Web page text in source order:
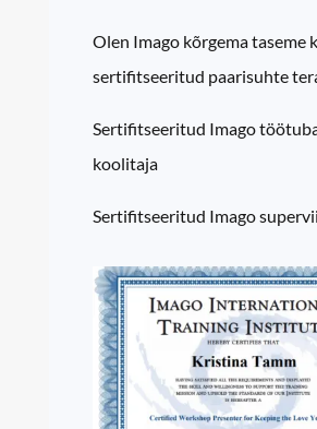
Olen Imago kõrgema taseme
sertifitseeritud paarisuhte
Sertifitseeritud Imago
koolitaja
Sertifitseeritud Imago